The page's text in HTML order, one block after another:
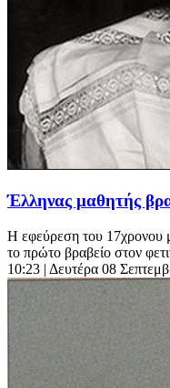
Έλληνας μαθητής
Η εφεύρεση του 17χρονου
το πρώτο βραβείο στον
10:23 | Δευτέρα 08